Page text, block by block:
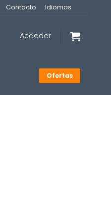
Contacto Idiomas
Acceder
Ofertas